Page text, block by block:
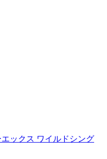
エックス ワイルドシング